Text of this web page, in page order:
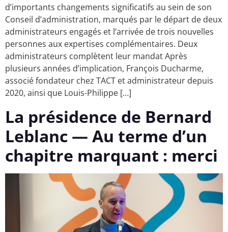
d’importants changements significatifs au sein de son
Conseil d’administration, marqués par le départ de deux
administrateurs engagés et l’arrivée de trois nouvelles
personnes aux expertises complémentaires. Deux
administrateurs complètent leur mandat Après
plusieurs années d’implication, François Ducharme,
associé fondateur chez TACT et administrateur depuis
2020, ainsi que Louis-Philippe […]
La présidence de Bernard
Leblanc — Au terme d’un
chapitre marquant : merci